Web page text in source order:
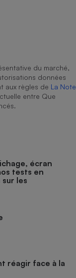
du marché,
données
aux règles de La Note
entre Que
écran
tests en
les
réagir face à la